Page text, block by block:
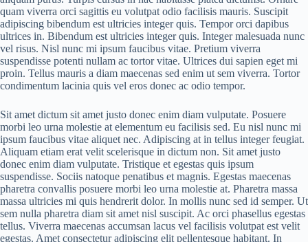
quam viverra orci sagittis eu volutpat odio facilisis mauris. Suscipit
adipiscing bibendum est ultricies integer quis. Tempor orci dapibus
ultrices in. Bibendum est ultricies integer quis. Integer malesuada nunc
vel risus. Nisl nunc mi ipsum faucibus vitae. Pretium viverra
suspendisse potenti nullam ac tortor vitae. Ultrices dui sapien eget mi
proin. Tellus mauris a diam maecenas sed enim ut sem viverra. Tortor
condimentum lacinia quis vel eros donec ac odio tempor.
Sit amet dictum sit amet justo donec enim diam vulputate. Posuere
morbi leo urna molestie at elementum eu facilisis sed. Eu nisl nunc mi
ipsum faucibus vitae aliquet nec. Adipiscing at in tellus integer feugiat.
Aliquam etiam erat velit scelerisque in dictum non. Sit amet justo
donec enim diam vulputate. Tristique et egestas quis ipsum
suspendisse. Sociis natoque penatibus et magnis. Egestas maecenas
pharetra convallis posuere morbi leo urna molestie at. Pharetra massa
massa ultricies mi quis hendrerit dolor. In mollis nunc sed id semper. Ut
sem nulla pharetra diam sit amet nisl suscipit. Ac orci phasellus egestas
tellus. Viverra maecenas accumsan lacus vel facilisis volutpat est velit
egestas. Amet consectetur adipiscing elit pellentesque habitant. In